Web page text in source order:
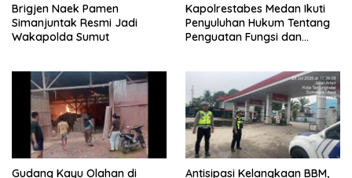
Brigjen Naek Pamen
Simanjuntak Resmi Jadi
Wakapolda Sumut
Kapolrestabes Medan Ikuti
Penyuluhan Hukum Tentang
Penguatan Fungsi dan
Gudang Kayu Olahan di
Antisipasi Kelangkaan BBM,